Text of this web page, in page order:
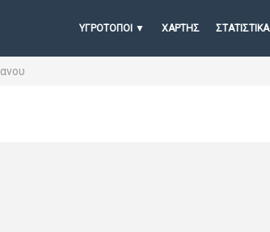
ΥΓΡΟΤΟΠΟΙ ΧΆΡΤΗΣ ΣΤΑΤΙΣΤΙΚΆ